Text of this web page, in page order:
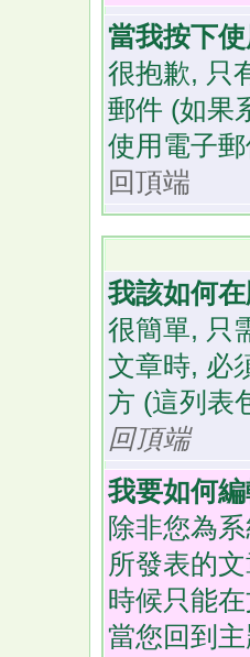
當我按下
很抱歉, 只
郵件 (如果
使用電子
回頂端
我該如何
很簡單, 只
文章時, 必
方 (這列表
回頂端
我要如何
除非您為
所發表的
時候只能
當您回到